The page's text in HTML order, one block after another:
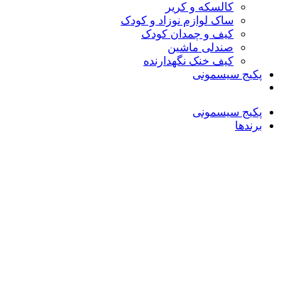
کالسکه و کریر
ساک لوازم نوزاد و کودک
کیف و چمدان کودک
صندلی ماشین
کیف خنک نگهدارنده
پکیج سیسمونی
پکیج سیسمونی
برندها